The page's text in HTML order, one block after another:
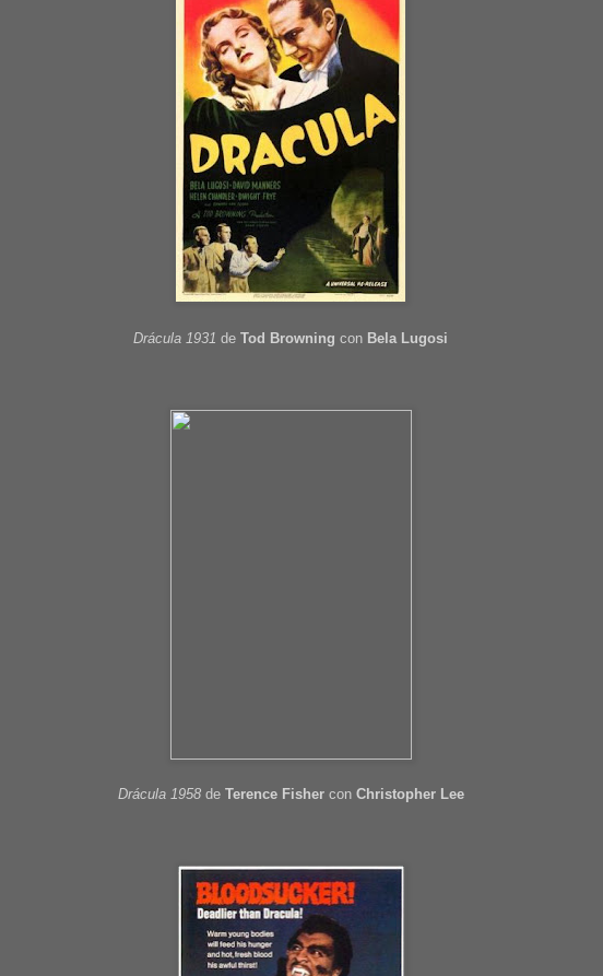
Drácula 1931 de Tod Browning con Bela Lugosi
Drácula 1958 de Terence Fisher con Christopher Lee